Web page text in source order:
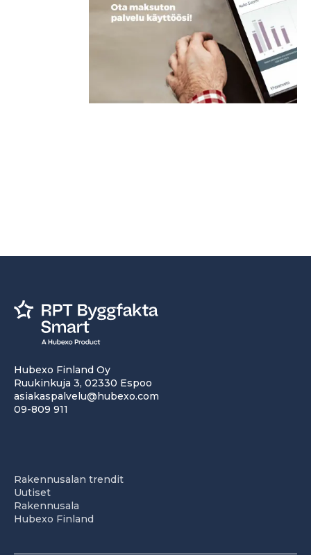
Hubexo Finland Oy
Ruukinkuja 3, 02330 Espoo
asiakaspalvelu@hubexo.com
09-809 911
Rakennusalan trendit
Uutiset
Rakennusala
Hubexo Finland